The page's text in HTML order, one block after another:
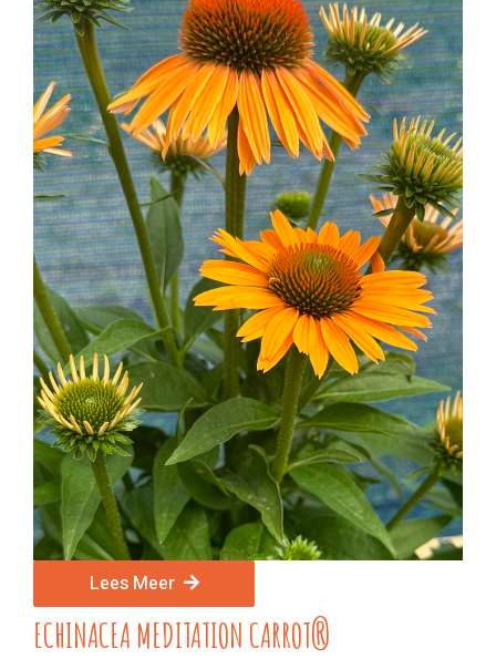
Lees Meer
ECHINACEA MEDITATION CARROT®